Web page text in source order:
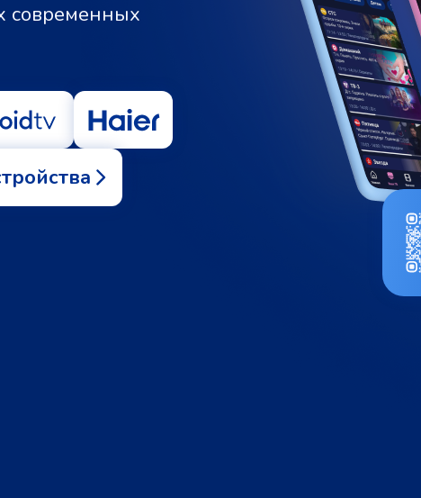
современных